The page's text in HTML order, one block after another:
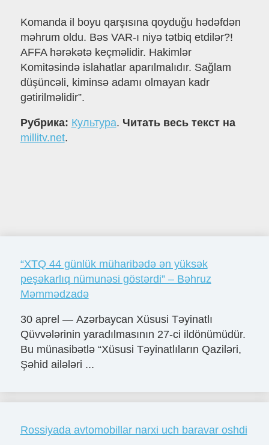
Komanda il boyu qarşısına qoyduğu hədəfdən
məhrum oldu. Bəs VAR-ı niyə tətbiq etdilər?!
AFFA hərəkətə keçməlidir. Hakimlər
Komitəsində islahatlar aparılmalıdır. Sağlam
düşüncəli, kiminsə adamı olmayan kadr
gətirilməlidir”.
Рубрика: Культура. Читать весь текст на
millitv.net.
“XTQ 44 günlük müharibədə ən yüksək
peşəkarlıq nümunəsi göstərdi” – Bəhruz
Məmmədzadə
30 aprel — Azərbaycan Xüsusi Təyinatlı
Qüvvələrinin yaradılmasının 27-ci ildönümüdür.
Bu münasibətlə “Xüsusi Təyinatlıların Qaziləri,
Şəhid ailələri ...
Rossiyada avtomobillar narxi uch baravar oshdi